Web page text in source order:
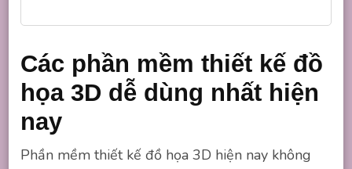
Các phần mềm thiết kế đồ
họa 3D dễ dùng nhất hiện
nay
Phần mềm thiết kế đồ họa 3D hiện nay không